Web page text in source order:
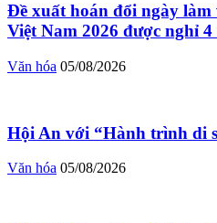
Đề xuất hoán đổi ngày làm
Việt Nam 2026 được nghỉ 4
Văn hóa 05/08/2026
Hội An với “Hành trình di
Văn hóa 05/08/2026